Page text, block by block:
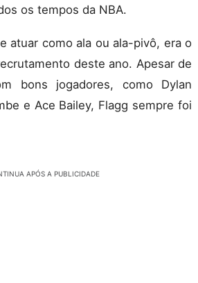
os tempos da NBA.
atuar como ala ou ala-pivô, era o
deste ano. Apesar de
bons jogadores, como Dylan
e Ace Bailey, Flagg sempre foi
APÓS A PUBLICIDADE